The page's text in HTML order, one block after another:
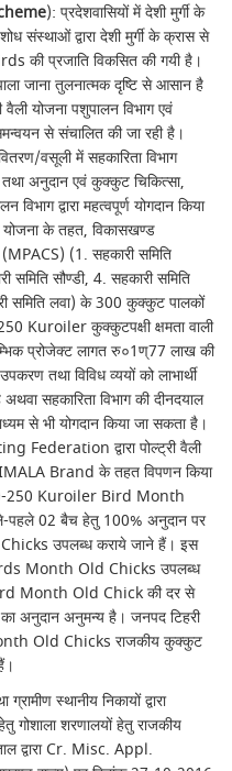
): प्रदेशवासियों में देशी मुर्गी के
संस्थाओं द्वारा देशी मुर्गी के क्रास से
प्रजाति विकसित की गयी है।
जाना तुलनात्मक दृष्टि से आसान है
योजना पशुपालन विभाग एवं
समन्वयन से संचालित की जा रही है।
वसूली में सहकारिता विभाग
अनुदान एवं कुक्कुट चिकित्सा,
द्वारा महत्वपूर्ण योगदान किया
योजना के तहत, विकासखण्ड
(MPACS) (1. सहकारी समिति
समिति सौण्डी, 4. सहकारी समिति
समिति लवा) के 300 कुक्कुट पालकों
Kuroiler कुक्कुटपक्षी क्षमता वाली
प्रोजेक्ट लागत रु०1ण्77 लाख की
तथा विविध व्ययों को लाभार्थी
सहकारिता विभाग की दीनदयाल
से भी योगदान किया जा सकता है।
Federation द्वारा पोल्ट्री वैली
Brand के तहत विपणन किया
250 Kuroiler Bird Month
02 बैच हेतु 100% अनुदान पर
उपलब्ध कराये जाने हैं। इस
Month Old Chicks उपलब्ध
Month Old Chick की दर से
अनुदान अनुमन्य है। जनपद टिहरी
Old Chicks राजकीय कुक्कुट
स्थानीय निकायों द्वारा
गोशाला शरणालयों हेतु राजकीय
द्वारा Cr. Misc. Appl.